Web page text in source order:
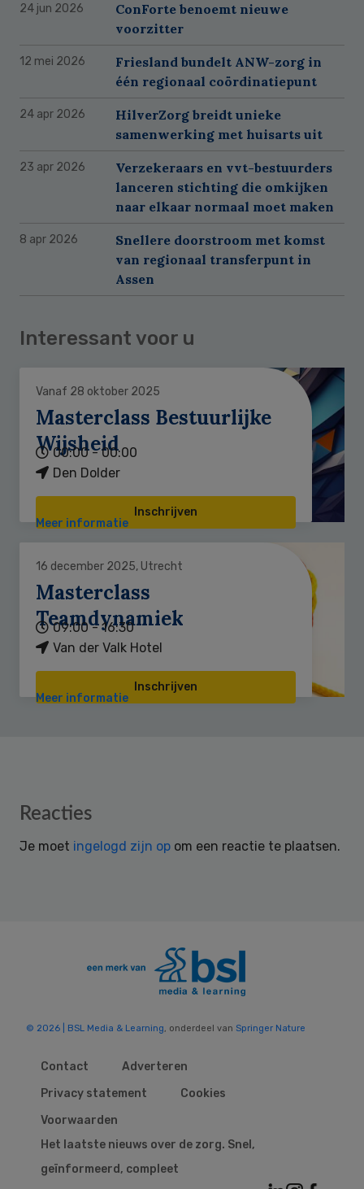
24 jun 2026
ConForte benoemt nieuwe
voorzitter
12 mei 2026
Friesland bundelt ANW-zorg in
één regionaal coördinatiepunt
24 apr 2026
HilverZorg breidt unieke
samenwerking met huisarts uit
23 apr 2026
Verzekeraars en vvt-bestuurders
lanceren stichting die omkijken
naar elkaar normaal moet maken
8 apr 2026
Snellere doorstroom met komst
van regionaal transferpunt in
Assen
Interessant voor u
Vanaf 28 oktober 2025
Masterclass Bestuurlijke
Wijsheid
00:00 - 00:00
Den Dolder
Inschrijven
Meer informatie
16 december 2025, Utrecht
Masterclass
Teamdynamiek
09:00 - 16:30
Van der Valk Hotel
Inschrijven
Meer informatie
Reader
Reacties
Je moet ingelogd zijn op om een reactie te plaatsen.
© 2026 | BSL Media & Learning, onderdeel van Springer Nature
Contact
Adverteren
Privacy statement
Cookies
Voorwaarden
Het laatste nieuws over de zorg. Snel,
geïnformeerd, compleet